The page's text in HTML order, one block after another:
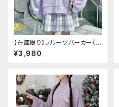
【在庫限り】フルーツパーカー（ブ
ルべリ、ブドウ、キウイ、チェリー、
ぶどう
¥3,980